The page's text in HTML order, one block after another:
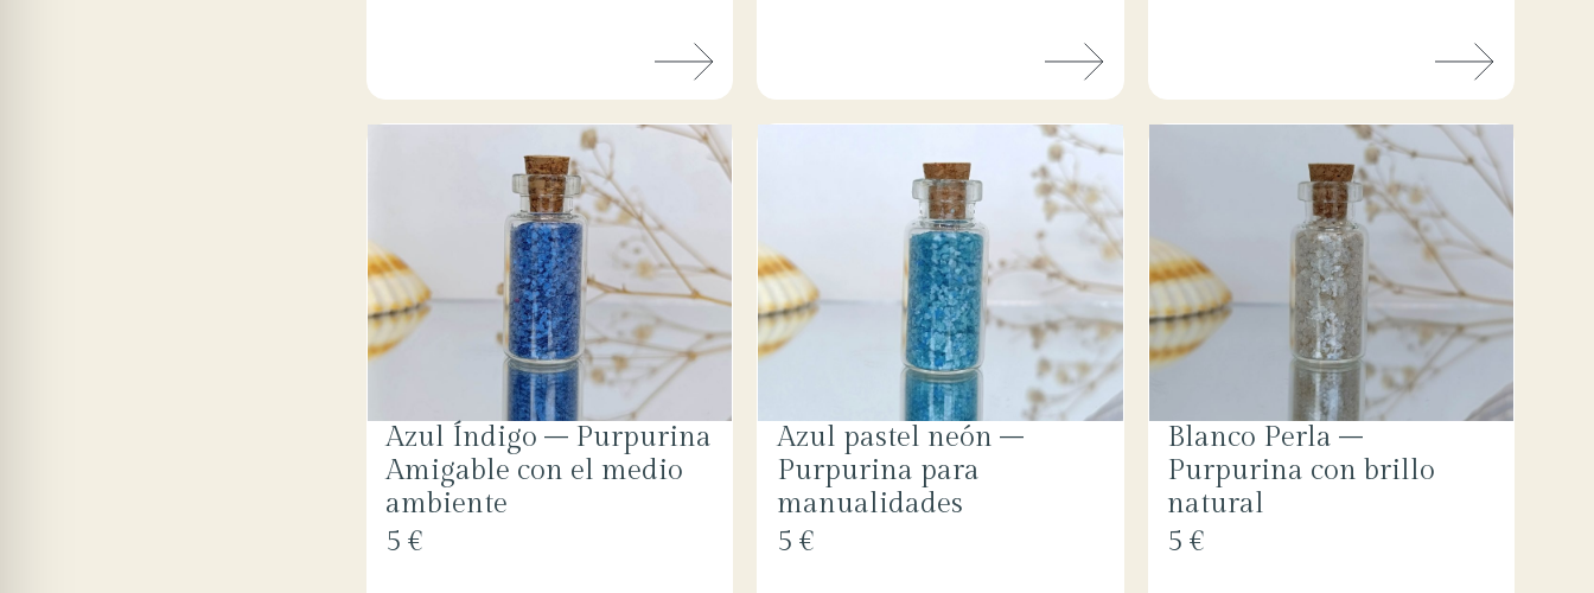
Azul Índigo – Purpurina
Amigable con el medio
ambiente
5 €
Azul pastel neón –
Purpurina para
manualidades
5 €
Blanco Perla –
Purpurina con brillo
natural
5 €